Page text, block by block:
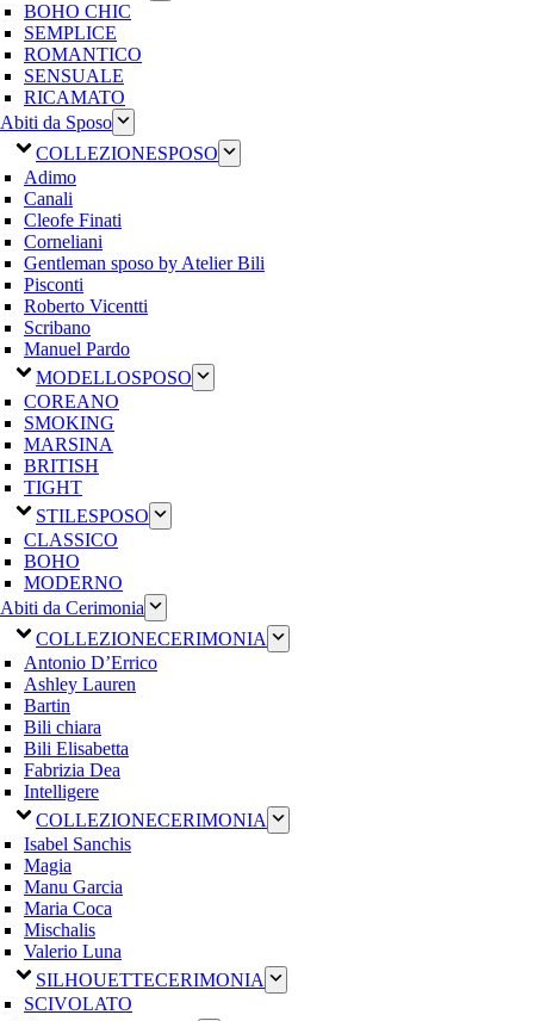
BOHO CHIC
SEMPLICE
ROMANTICO
SENSUALE
RICAMATO
Abiti da Sposo
COLLEZIONESPOSO
Adimo
Canali
Cleofe Finati
Corneliani
Gentleman sposo by Atelier Bili
Pisconti
Roberto Vicentti
Scribano
Manuel Pardo
MODELLOSPOSO
COREANO
SMOKING
MARSINA
BRITISH
TIGHT
STILESPOSO
CLASSICO
BOHO
MODERNO
Abiti da Cerimonia
COLLEZIONECERIMONIA
Antonio D’Errico
Ashley Lauren
Bartin
Bili chiara
Bili Elisabetta
Fabrizia Dea
Intelligere
COLLEZIONECERIMONIA
Isabel Sanchis
Magia
Manu Garcia
Maria Coca
Mischalis
Valerio Luna
SILHOUETTECERIMONIA
SCIVOLATO